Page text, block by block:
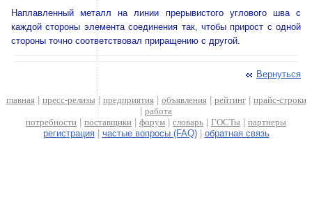
Наплавленный металл на линии прерывистого углового шва с
каждой стороны элемента соединения так, чтобы прирост с одной
стороны точно соответствовал приращению с другой.
Вернуться
главная| пресс-релизы | предприятия| объявления| рейтинг| прайс-строки
работа
потребности
поставщики форум словарь ГОСТы
партнеры
регистрация| частые вопросы (FAQ)| обратная связь